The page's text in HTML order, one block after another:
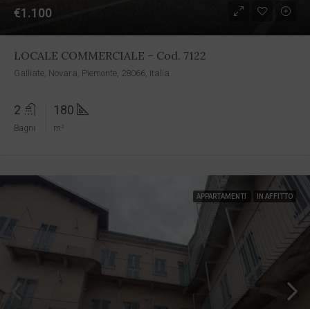
€1.100
LOCALE COMMERCIALE – Cod. 7122
Galliate, Novara, Piemonte, 28066, Italia
2
Bagni
180
m²
APPARTAMENTI IN AFFITTO